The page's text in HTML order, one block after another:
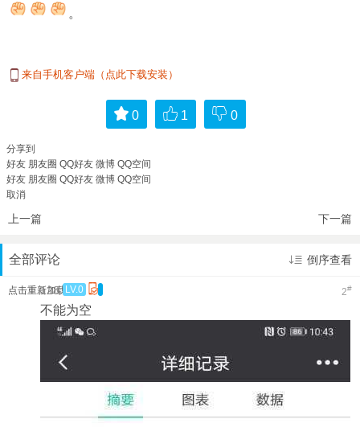
。
来自手机客户端（点此下载安装）
0 1 0
分享到
好友 朋友圈 QQ好友 微博 QQ空间
好友 朋友圈 QQ好友 微博 QQ空间
取消
上一篇 下一篇
全部评论 倒序查看
点击重新加载
128 LV.0 2#
不能为空